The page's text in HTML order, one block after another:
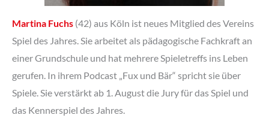
Martina Fuchs (42) aus Köln ist neues Mitglied des Vereins
Spiel des Jahres. Sie arbeitet als pädagogische Fachkraft an
einer Grundschule und hat mehrere Spieletreffs ins Leben
gerufen. In ihrem Podcast „Fux und Bär“ spricht sie über
Spiele. Sie verstärkt ab 1. August die Jury für das Spiel und
das Kennerspiel des Jahres.